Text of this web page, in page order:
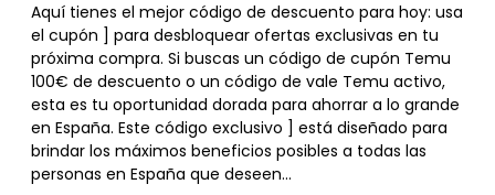
Aquí tienes el mejor código de descuento para hoy: usa
el cupón ] para desbloquear ofertas exclusivas en tu
próxima compra. Si buscas un código de cupón Temu
100€ de descuento o un código de vale Temu activo,
esta es tu oportunidad dorada para ahorrar a lo grande
en España. Este código exclusivo ] está diseñado para
brindar los máximos beneficios posibles a todas las
personas en España que deseen...